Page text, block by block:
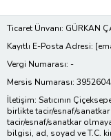
Ticaret Ünvanı: GÜRKAN
Kayıtlı E-Posta Adresi:
Vergi Numarası: -
Mersis Numarası:
İletişim: Satıcının
birlikte tacir/esnaf/
tacir/esnaf/sanatkar
bilgisi, ad, soyad ve T.C.